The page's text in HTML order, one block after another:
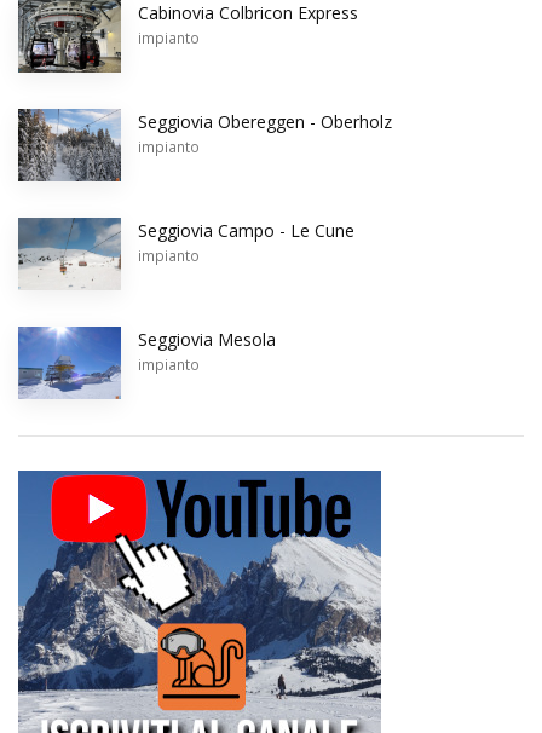
Cabinovia Colbricon Express
impianto
Seggiovia Obereggen - Oberholz
impianto
Seggiovia Campo - Le Cune
impianto
Seggiovia Mesola
impianto